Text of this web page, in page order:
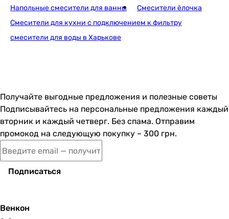
нажимной
нажимной
нажимной
-
-
нажимной
Оснащение
-
без лейки (ручного душа)
Напольные смесители для ванны
Смесители ёлочка
Смесители для кухни с подключением к фильтру
смесители для воды в Харькове
Получайте выгодные предложения и полезные советы
Подписывайтесь на персональные предложения каждый
вторник и каждый четверг. Без спама. Отправим
промокод на следующую покупку – 300 грн.
Подписаться
Венкон